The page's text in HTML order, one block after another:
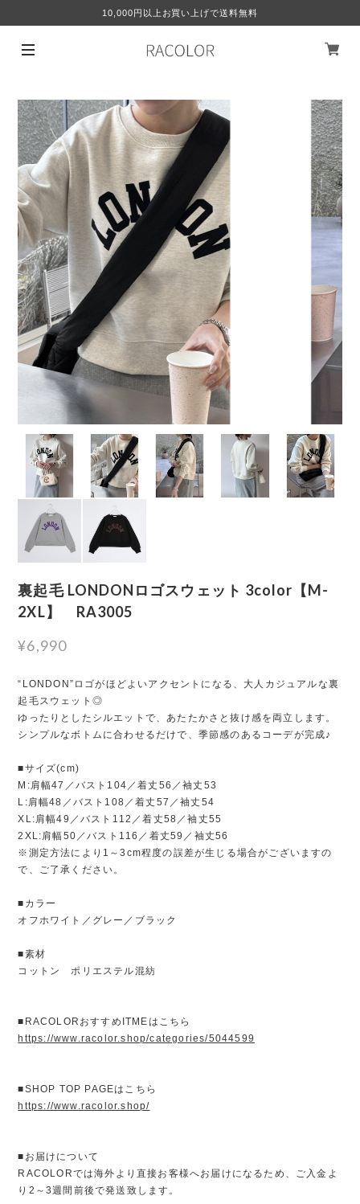
10,000円以上お買い上げで送料無料
裏起毛 LONDONロゴスウェット 3color【M-
2XL】 RA3005
¥6,990
“LONDON”ロゴがほどよいアクセントになる、大人カジュアルな裏
起毛スウェット◎
ゆったりとしたシルエットで、あたたかさと抜け感を両立します。
シンプルなボトムに合わせるだけで、季節感のあるコーデが完成♪
■サイズ(cm)
M:肩幅47／バスト104／着丈56／袖丈53
L:肩幅48／バスト108／着丈57／袖丈54
XL:肩幅49／バスト112／着丈58／袖丈55
2XL:肩幅50／バスト116／着丈59／袖丈56
※測定方法により1～3cm程度の誤差が生じる場合がございますの
で、ご了承ください。
■カラー
オフホワイト／グレー／ブラック
■素材
コットン ポリエステル混紡
■RACOLORおすすめITMEはこちら
https://www.racolor.shop/categories/5044599
■SHOP TOP PAGEはこちら
https://www.racolor.shop/
■お届けについて
RACOLORでは海外より直接お客様へお届けになるため、ご入金よ
り2～3週間前後で発送致します。